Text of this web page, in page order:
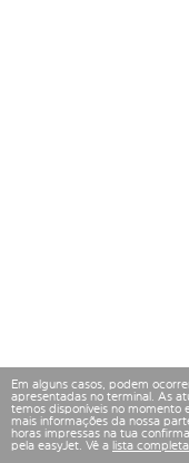
Em alguns casos, podem
apresentadas no terminal. As
temos disponíveis no momento
mais informações da nossa
horas impressas na tua
pela easyJet. Vê a lista